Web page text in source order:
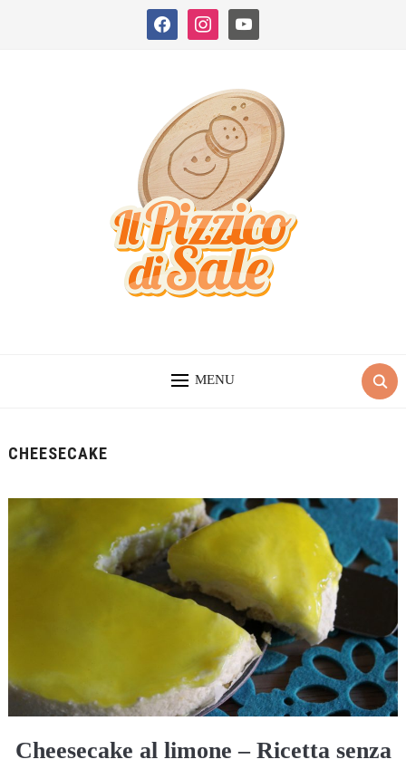
facebook instagram youtube
MENU
CHEESECAKE
Cheesecake al limone – Ricetta senza